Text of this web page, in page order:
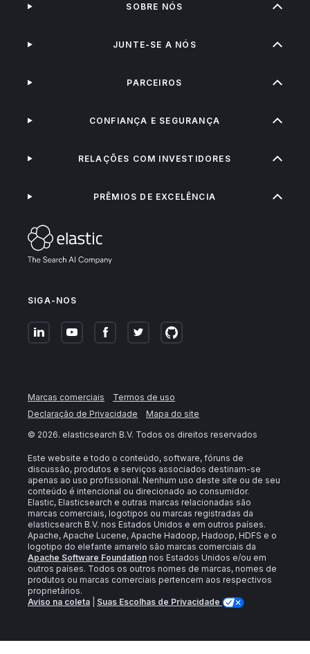
SIGA-NOS
SOBRE NÓS
JUNTE-SE A NÓS
PARCEIROS
CONFIANÇA E SEGURANÇA
RELAÇÕES COM INVESTIDORES
PRÊMIOS DE EXCELÊNCIA
Marcas comerciais
Termos de uso
Declaração de Privacidade
Mapa do site
© 2026. elasticsearch B.V. Todos os direitos reservados
Este website e todo o conteúdo, software, fóruns de
discussão, produtos e serviços associados destinam-se
apenas ao uso profissional. Nenhum uso deste site ou de seu
conteúdo é intencional ou direcionado ao consumidor.
Elastic, Elasticsearch e outras marcas relacionadas são
marcas comerciais, logotipos ou marcas registradas da
elasticsearch B.V. nos Estados Unidos e em outros países.
Apache, Apache Lucene, Apache Hadoop, Hadoop, HDFS e o
logotipo do elefante amarelo são marcas comerciais da
Apache Software Foundation nos Estados Unidos e/ou em
outros países. Todos os outros nomes de marcas, nomes de
produtos ou marcas comerciais pertencem aos respectivos
proprietários.
Aviso na coleta
Suas Escolhas de Privacidade